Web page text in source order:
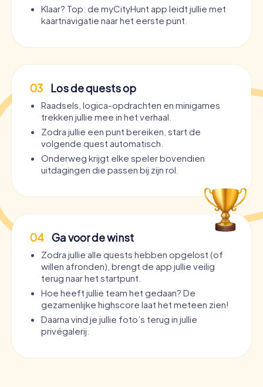
Klaar? Top: de myCityHunt app leidt jullie met
kaartnavigatie naar het eerste punt.
03 Los de quests op
Raadsels, logica-opdrachten en minigames
trekken jullie mee in het verhaal.
Zodra jullie een punt bereiken, start de
volgende quest automatisch.
Onderweg krijgt elke speler bovendien
uitdagingen die passen bij zijn rol.
04 Ga voor de winst
Zodra jullie alle quests hebben opgelost (of
willen afronden), brengt de app jullie veilig
terug naar het startpunt.
Hoe heeft jullie team het gedaan? De
gezamenlijke highscore laat het meteen zien!
Daarna vind je jullie foto’s terug in jullie
privégalerij.